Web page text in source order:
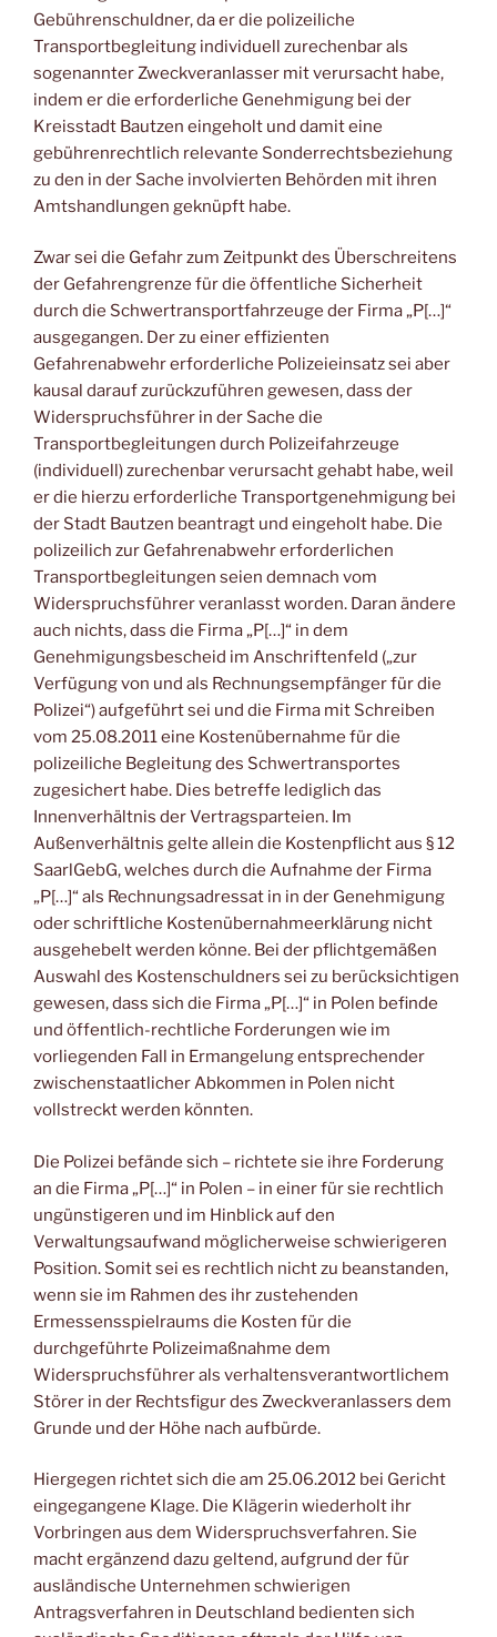
Gebührenschuldner, da er die polizeiliche
Transportbegleitung individuell zurechenbar als
sogenannter Zweckveranlasser mit verursacht habe,
indem er die erforderliche Genehmigung bei der
Kreisstadt Bautzen eingeholt und damit eine
gebührenrechtlich relevante Sonderrechtsbeziehung
zu den in der Sache involvierten Behörden mit ihren
Amtshandlungen geknüpft habe.
Zwar sei die Gefahr zum Zeitpunkt des Überschreitens
der Gefahrengrenze für die öffentliche Sicherheit
durch die Schwertransportfahrzeuge der Firma „P[…]“
ausgegangen. Der zu einer effizienten
Gefahrenabwehr erforderliche Polizeieinsatz sei aber
kausal darauf zurückzuführen gewesen, dass der
Widerspruchsführer in der Sache die
Transportbegleitungen durch Polizeifahrzeuge
(individuell) zurechenbar verursacht gehabt habe, weil
er die hierzu erforderliche Transportgenehmigung bei
der Stadt Bautzen beantragt und eingeholt habe. Die
polizeilich zur Gefahrenabwehr erforderlichen
Transportbegleitungen seien demnach vom
Widerspruchsführer veranlasst worden. Daran ändere
auch nichts, dass die Firma „P[…]“ in dem
Genehmigungsbescheid im Anschriftenfeld („zur
Verfügung von und als Rechnungsempfänger für die
Polizei“) aufgeführt sei und die Firma mit Schreiben
vom 25.08.2011 eine Kostenübernahme für die
polizeiliche Begleitung des Schwertransportes
zugesichert habe. Dies betreffe lediglich das
Innenverhältnis der Vertragsparteien. Im
Außenverhältnis gelte allein die Kostenpflicht aus § 12
SaarlGebG, welches durch die Aufnahme der Firma
„P[…]“ als Rechnungsadressat in in der Genehmigung
oder schriftliche Kostenübernahmeerklärung nicht
ausgehebelt werden könne. Bei der pflichtgemäßen
Auswahl des Kostenschuldners sei zu berücksichtigen
gewesen, dass sich die Firma „P[…]“ in Polen befinde
und öffentlich-rechtliche Forderungen wie im
vorliegenden Fall in Ermangelung entsprechender
zwischenstaatlicher Abkommen in Polen nicht
vollstreckt werden könnten.
Die Polizei befände sich – richtete sie ihre Forderung
an die Firma „P[…]“ in Polen – in einer für sie rechtlich
ungünstigeren und im Hinblick auf den
Verwaltungsaufwand möglicherweise schwierigeren
Position. Somit sei es rechtlich nicht zu beanstanden,
wenn sie im Rahmen des ihr zustehenden
Ermessensspielraums die Kosten für die
durchgeführte Polizeimaßnahme dem
Widerspruchsführer als verhaltensverantwortlichem
Störer in der Rechtsfigur des Zweckveranlassers dem
Grunde und der Höhe nach aufbürde.
Hiergegen richtet sich die am 25.06.2012 bei Gericht
eingegangene Klage. Die Klägerin wiederholt ihr
Vorbringen aus dem Widerspruchsverfahren. Sie
macht ergänzend dazu geltend, aufgrund der für
ausländische Unternehmen schwierigen
Antragsverfahren in Deutschland bedienten sich